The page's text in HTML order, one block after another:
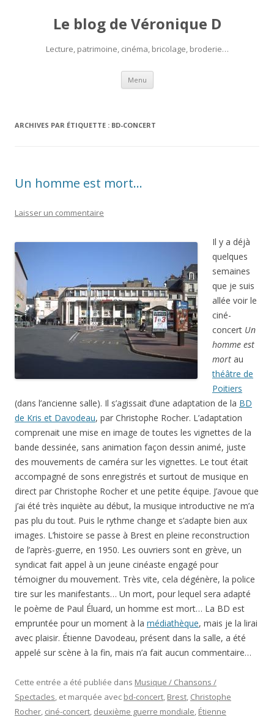
Le blog de Véronique D
Lecture, patrimoine, cinéma, bricolage, broderie…
Menu Aller
contenu
ARCHIVES PAR ÉTIQUETTE : BD-CONCERT
Un homme est mort…
Laisser un commentaire
Il y a déjà
quelques
semaines
que je suis
allée voir le
ciné-
concert Un
homme est
mort au
théâtre de
Poitiers
(dans l’ancienne salle). Il s’agissait d’une adaptation de la BD
de Kris et Davodeau, par Christophe Rocher. L’adaptation
comprenait une mise en image de toutes les vignettes de la
bande dessinée, sans animation façon dessin animé, juste
des mouvements de caméra sur les vignettes. Le tout était
accompagné de sons enregistrés et surtout de musique en
direct par Christophe Rocher et une petite équipe. J’avoue que
j’ai été très inquiète au début, la musique introductive ne m’a
pas plu du tout. Puis le rythme change et s’adapte bien aux
images. L’histoire se passe à Brest en pleine reconstruction
de l’après-guerre, en 1950. Les ouvriers sont en grève, un
syndicat fait appel à un jeune cinéaste engagé pour
témoigner du mouvement. Très vite, cela dégénère, la police
tire sur les manifestants… Un mort, pour lequel sera adapté
le poème de Paul Éluard, un homme est mort… La BD est
empruntée pour un moment à la médiathèque, mais je la lirai
avec plaisir. Étienne Davodeau, présent dans la salle, a été
appelé sur scène à la fin, mais n’a fait aucun commentaire…
Cette entrée a été publiée dans Musique / Chansons /
Spectacles, et marquée avec bd-concert, Brest, Christophe
Rocher, ciné-concert, deuxième guerre mondiale, Étienne